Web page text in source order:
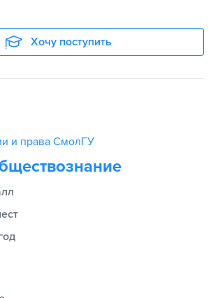
Хочу поступить
и права СмолГУ